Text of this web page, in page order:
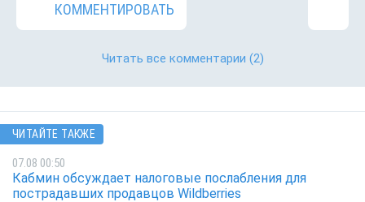
КОММЕНТИРОВАТЬ
Читать все комментарии (2)
ЧИТАЙТЕ ТАКЖЕ
07.08 00:50
Кабмин обсуждает налоговые послабления для
пострадавших продавцов Wildberries